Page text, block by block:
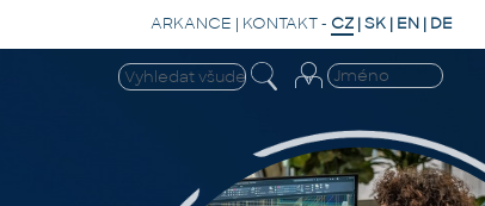
ARKANCE | KONTAKT- CZ |SK | EN | DE